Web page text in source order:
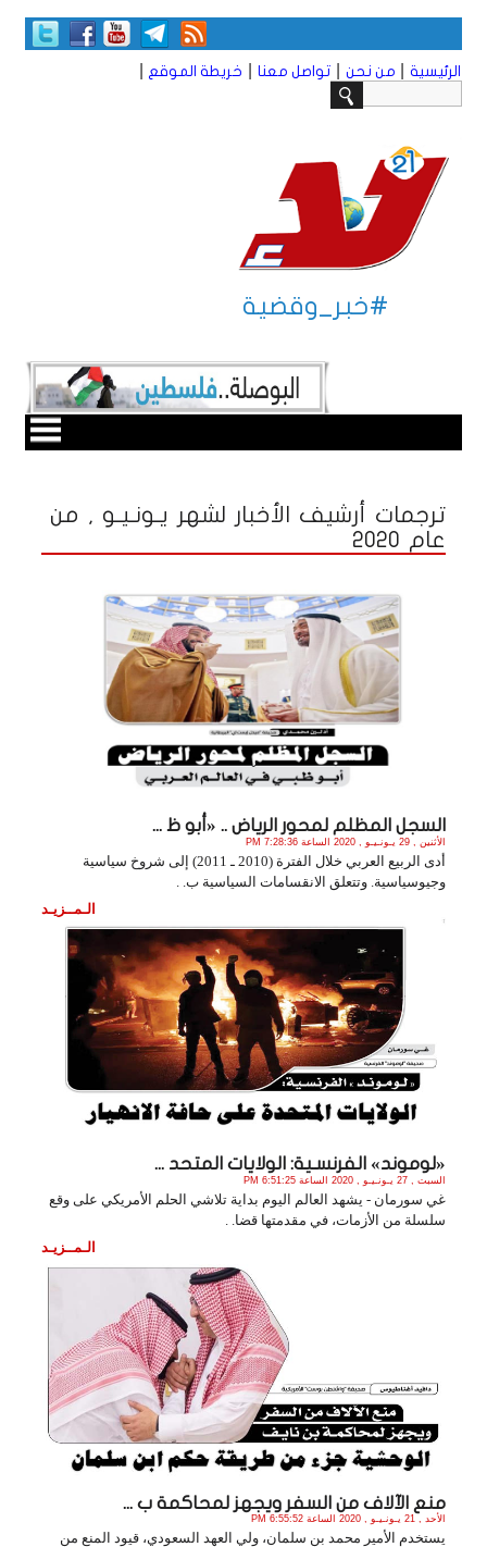
الرئيسية من نحن تواصل معنا خريطة الموقع
#خبر_وقضية
ترجمات أرشيف الأخبار لشهر يـونـيـو , من
عام 2020
السجل المظلم لمحور الرياض .. «أبو ظ ...
الأثنين , 29 يـونـيـو , 2020 الساعة 7:28:36 PM
أدى الربيع العربي خلال الفترة (2010 ـ 2011) إلى شروخ سياسية
وجيوسياسية. وتتعلق الانقسامات السياسية ب. .
الـمــزيـد
«لوموند» الفرنسـية: الولايات المتحد ...
السبت , 27 يـونـيـو , 2020 الساعة 6:51:25 PM
غي سورمان - يشهد العالم اليوم بداية تلاشي الحلم الأمريكي على وقع
سلسلة من الأزمات، في مقدمتها قضا. .
الـمــزيـد
منع الآلاف من السفر ويجهز لمحاكمة ب ...
الأحد , 21 يـونـيـو , 2020 الساعة 6:55:52 PM
يستخدم الأمير محمد بن سلمان، ولي العهد السعودي، قيود المنع من